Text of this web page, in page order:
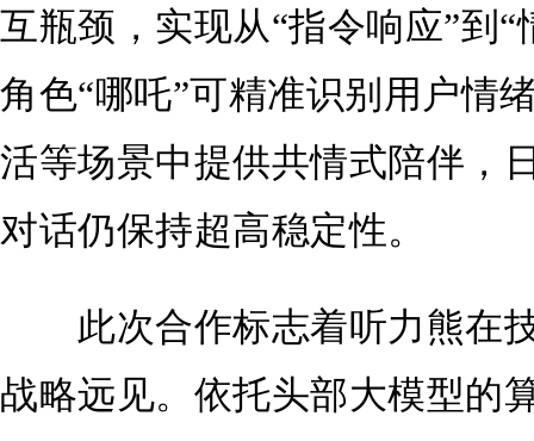
互瓶颈，实现从“指令响应”到
角色“哪吒”可精准识别用户情
活等场景中提供共情式陪伴，
对话仍保持超高稳定性。
此次合作标志着听力熊在
战略远见。依托头部大模型的